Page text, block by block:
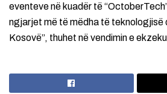
eventeve në kuadër të
ngjarjet më të mëdha të teknologjisë
Kosovë”, thuhet në vendimin e